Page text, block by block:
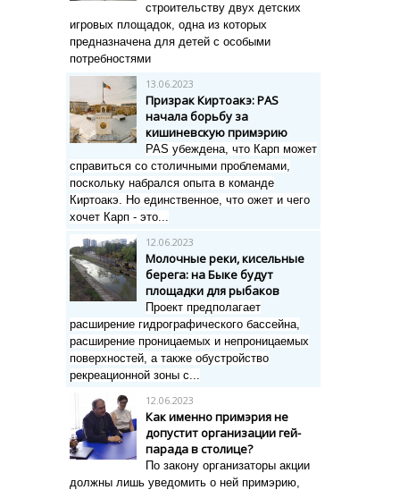
строительству двух детских
игровых площадок, одна из которых
предназначена для детей с особыми
потребностями
13.06.2023
Призрак Киртоакэ: PAS
начала борьбу за
кишиневскую примэрию
PAS убеждена, что Карп может
справиться со столичными проблемами,
поскольку набрался опыта в команде
Киртоакэ. Но единственное, что ожет и чего
хочет Карп - это...
12.06.2023
Молочные реки, кисельные
берега: на Быке будут
площадки для рыбаков
Проект предполагает
расширение гидрографического бассейна,
расширение проницаемых и непроницаемых
поверхностей, а также обустройство
рекреационной зоны с...
12.06.2023
Как именно примэрия не
допустит организации гей-
парада в столице?
По закону организаторы акции
должны лишь уведомить о ней примэрию,